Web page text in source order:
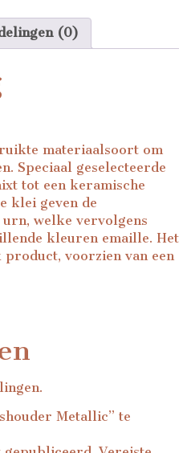
(0)
materiaalsoort om
Speciaal geselecteerde
tot een keramische
klei geven de
welke vervolgens
kleuren emaille. Het
voorzien van een
Metallic” te